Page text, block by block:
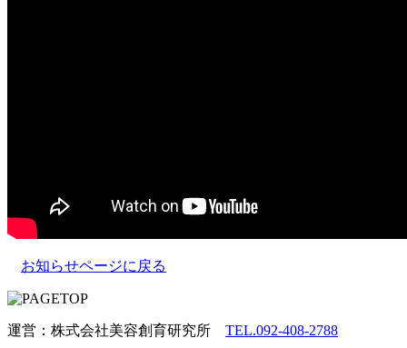
お知らせページに戻る
運営：株式会社美容創育研究所 TEL.092-408-2788